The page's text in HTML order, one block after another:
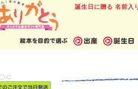
誕生日に贈る 名前入